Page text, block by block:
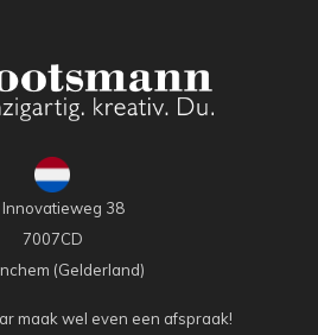
Innovatieweg 38
7007CD
(Gelderland)
maak wel even een afspraak!